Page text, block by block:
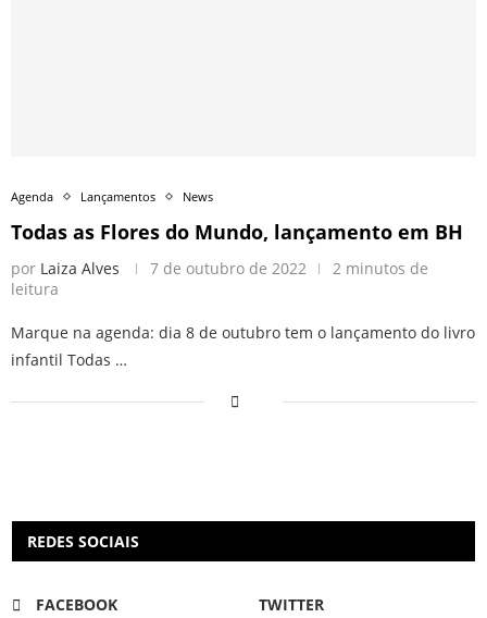
Agenda Lançamentos News
Todas as Flores do Mundo, lançamento em BH
por Laiza Alves 7 de outubro de 2022
2 minutos de
leitura
Marque na agenda: dia 8 de outubro tem o lançamento do livro
infantil Todas …
REDES SOCIAIS
FACEBOOK
TWITTER